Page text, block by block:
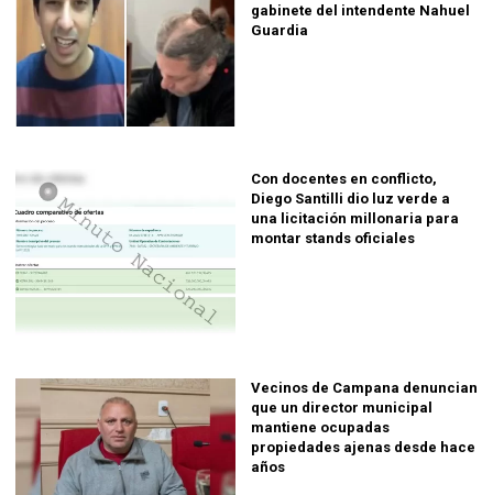
gabinete del intendente Nahuel
Guardia
Con docentes en conflicto,
Diego Santilli dio luz verde a
una licitación millonaria para
montar stands oficiales
Vecinos de Campana denuncian
que un director municipal
mantiene ocupadas
propiedades ajenas desde hace
años